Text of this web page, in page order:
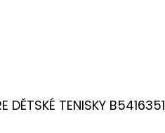
DĚTSKÉ TENISKY B5416351